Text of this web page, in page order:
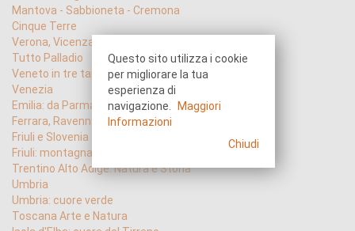
Mantova - Sabbioneta - Cremona
Cinque Terre
Verona, Vicenza, Padova
Tutto Palladio
Veneto in tre tappe
Venezia
Emilia: da Parma a Verdi
Ferrara, Ravenna, Pomposa
Friuli e Slovenia
Friuli: montagna e acqua
Trentino Alto Adige: Natura e Storia
Umbria
Umbria: cuore verde
Toscana Arte e Natura
Questo sito utilizza i cookie
per migliorare la tua
esperienza di
navigazione.
Maggiori
Informazioni
Chiudi